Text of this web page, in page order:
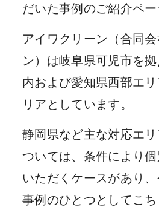
だいた事例のご紹介ペー
アイワクリーン（合同
ン）は岐阜県可児市を
内および愛知県西部エ
リアとしています。
静岡県など主な対応エ
ついては、条件により
いただくケースがあり
事例のひとつとしてこ